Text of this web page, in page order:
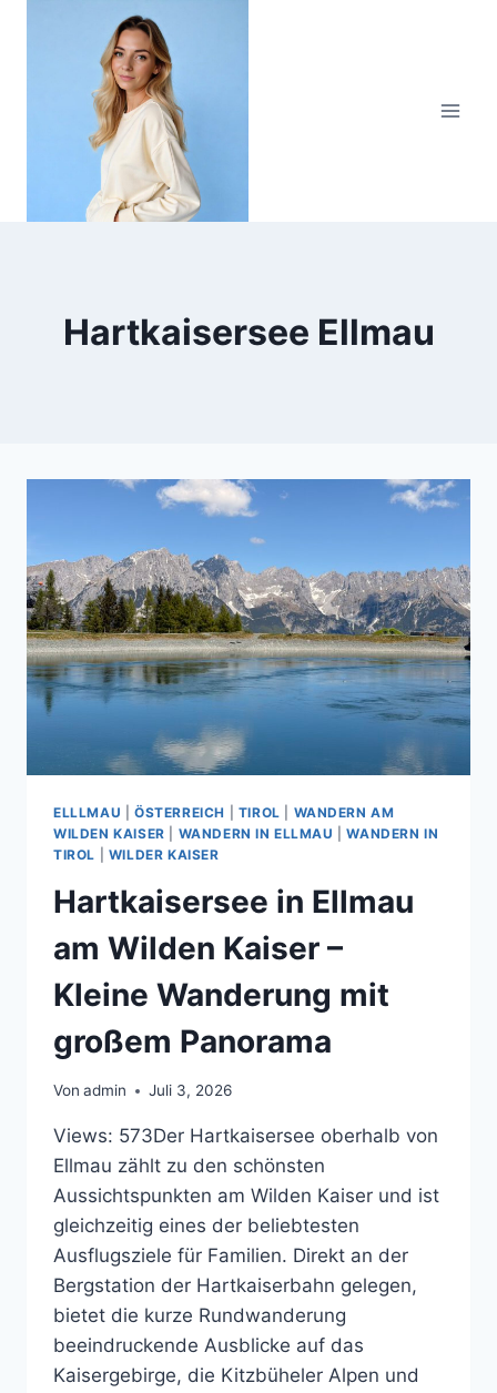
Hartkaisersee Ellmau
ELLLMAU ÖSTERREICH TIROL
WANDERN AM
WILDEN KAISER
WANDERN IN ELLMAU |WANDERN IN
TIROL
WILDER KAISER
Hartkaisersee in Ellmau
am Wilden Kaiser –
Kleine Wanderung mit
großem Panorama
Von admin Juli 3, 2026
Views: 573Der Hartkaisersee oberhalb von
Ellmau zählt zu den schönsten
Aussichtspunkten am Wilden Kaiser und ist
gleichzeitig eines der beliebtesten
Ausflugsziele für Familien. Direkt an der
Bergstation der Hartkaiserbahn gelegen,
bietet die kurze Rundwanderung
beeindruckende Ausblicke auf das
Kaisergebirge, die Kitzbüheler Alpen und